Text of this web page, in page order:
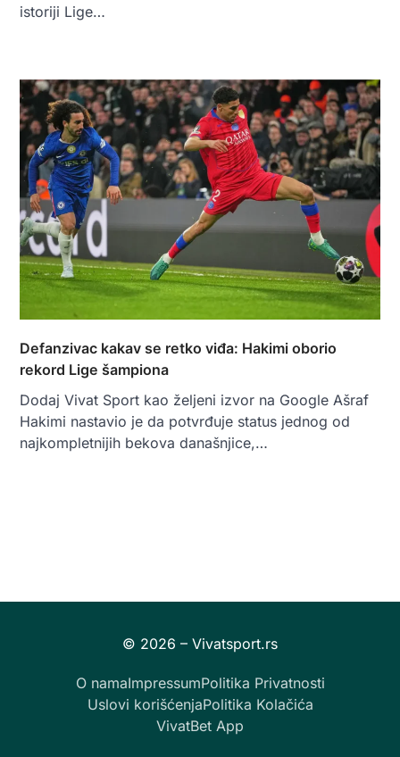
istoriji Lige…
Defanzivac kakav se retko viđa: Hakimi oborio
rekord Lige šampiona
Dodaj Vivat Sport kao željeni izvor na Google Ašraf
Hakimi nastavio je da potvrđuje status jednog od
najkompletnijih bekova današnjice,…
O namaImpressumPolitika Privatnosti
Uslovi korišćenjaPolitika Kolačića
VivatBet App